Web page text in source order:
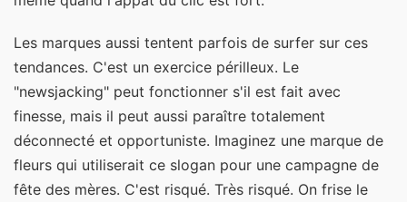
Les marques aussi tentent parfois de surfer sur ces
tendances. C'est un exercice périlleux. Le
"newsjacking" peut fonctionner s'il est fait avec
finesse, mais il peut aussi paraître totalement
déconnecté et opportuniste. Imaginez une marque de
fleurs qui utiliserait ce slogan pour une campagne de
fête des mères. C'est risqué. Très risqué. On frise le